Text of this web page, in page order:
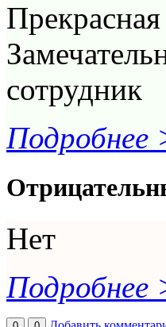
сотрудник
Подробнее
Нет
Подробнее